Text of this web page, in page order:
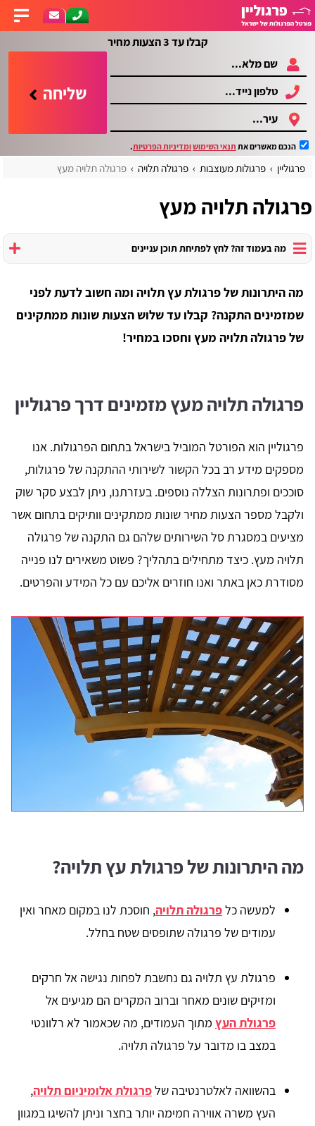
קבלו עד 3 הצעות מחיר
שליחה
הנכם מאשרים את תנאי השימושומדיניות הפרטיות.
פרגוליין פרגולות מעוצבות פרגולה תלויה פרגולה תלויה מעץ
פרגולה תלויה מעץ
מה בעמוד זה? לחץ לפתיחת תוכן עניינים
מה היתרונות של פרגולת עץ תלויה ומה חשוב לדעת לפני
שמזמינים התקנה? קבלו עד שלוש הצעות שונות ממתקינים
של פרגולה תלויה מעץ וחסכו במחיר!
פרגולה תלויה מעץ מזמינים דרך פרגוליין
פרגוליין הוא הפורטל המוביל בישראל בתחום הפרגולות. אנו
מספקים מידע רב בכל הקשור לשירותי ההתקנה של פרגולות,
סוככים ופתרונות הצללה נוספים. בעזרתנו, ניתן לבצע סקר שוק
ולקבל מספר הצעות מחיר שונות ממתקינים וותיקים בתחום אשר
מציעים במסגרת סל השירותים שלהם גם התקנה של פרגולה
תלויה מעץ. כיצד מתחילים בתהליך? פשוט משאירים לנו פנייה
מסודרת כאן באתר ואנו חוזרים אליכם עם כל המידע והפרטים.
מה היתרונות של פרגולת עץ תלויה?
למעשה כלפרגולה תלויה, חוסכת לנו במקום מאחר ואין
עמודים של פרגולה שתופסים שטח בחלל.
פרגולת עץ תלויה גם נחשבת לפחות נגישה אל חרקים
ומזיקים שונים מאחר וברוב המקרים הם מגיעים אל
פרגולת העץ מתוך העמודים, מה שכאמור לא רלוונטי
במצב בו מדובר על פרגולה תלויה.
בהשוואה לאלטרנטיבה שלפרגולת אלומיניום תלויה,
העץ משרה אווירה חמימה יותר בחצר וניתן להשיגו במגוון